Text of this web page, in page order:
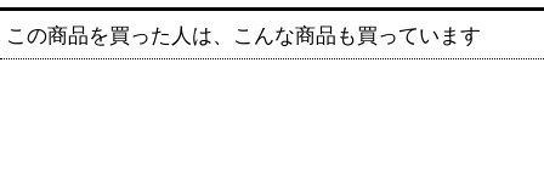
この商品を買った人は、こんな商品も買っています